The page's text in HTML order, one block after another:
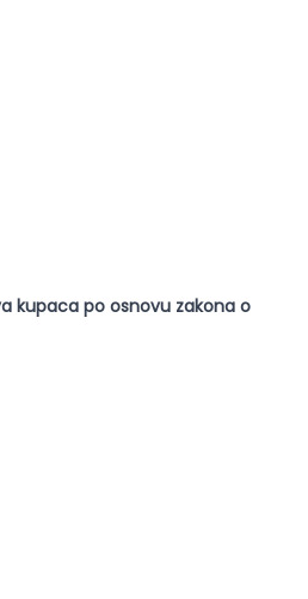
kupaca po osnovu zakona o